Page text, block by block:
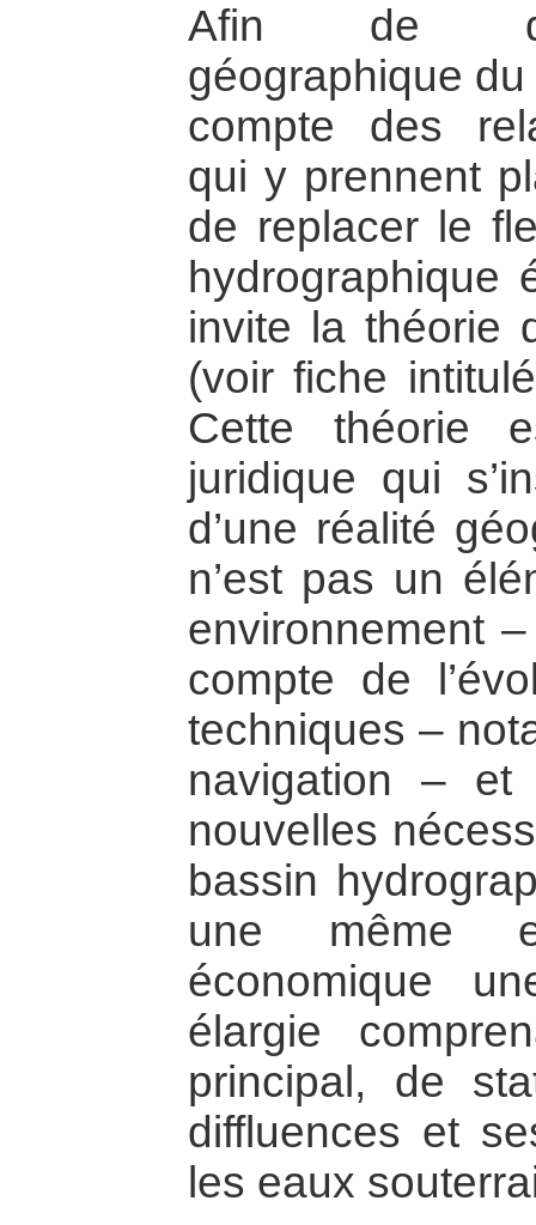
Afin de
géographique
compte des
qui y prennent
de replacer le
hydrographique
invite la théorie
(voir fiche
Cette théorie
juridique qui
d’une réalité
n’est pas un
environnement
compte de
techniques –
navigation –
nouvelles
bassin
une même
économique
élargie
principal, de
diffluences et
les eaux